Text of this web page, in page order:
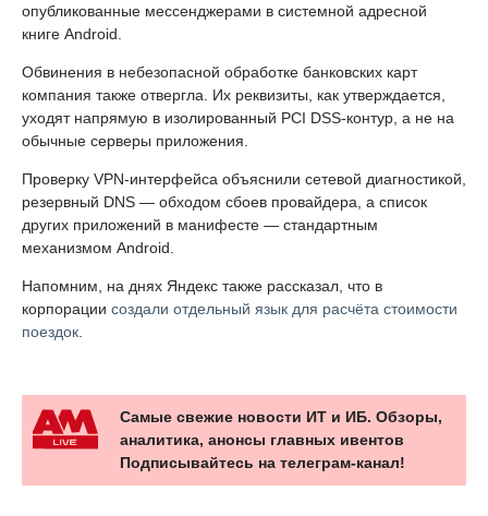
опубликованные мессенджерами в системной адресной
книге Android.
Обвинения в небезопасной обработке банковских карт
компания также отвергла. Их реквизиты, как утверждается,
уходят напрямую в изолированный PCI DSS-контур, а не на
обычные серверы приложения.
Проверку VPN-интерфейса объяснили сетевой диагностикой,
резервный DNS — обходом сбоев провайдера, а список
других приложений в манифесте — стандартным
механизмом Android.
Напомним, на днях Яндекс также рассказал, что в
корпорации создали отдельный язык для расчёта стоимости
поездок
Самые свежие новости ИТ и ИБ. Обзоры,
аналитика, анонсы главных ивентов
Подписывайтесь на телеграм-канал!